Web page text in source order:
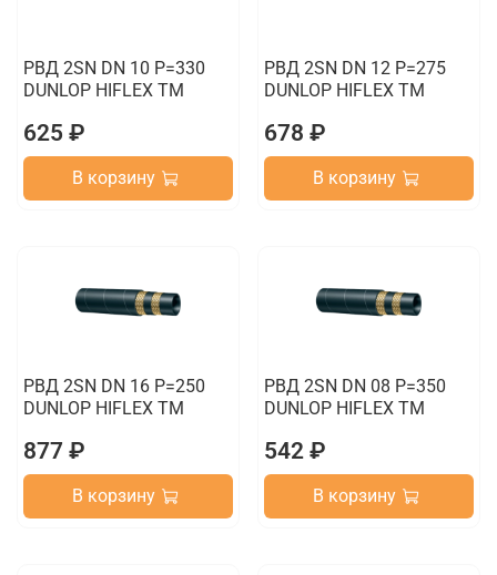
РВД 2SN DN 10 P=330
DUNLOP HIFLEX TM
625 ₽
В корзину
РВД 2SN DN 12 P=275
DUNLOP HIFLEX TM
678 ₽
В корзину
РВД 2SN DN 16 P=250
DUNLOP HIFLEX TM
877 ₽
В корзину
РВД 2SN DN 08 P=350
DUNLOP HIFLEX TM
542 ₽
В корзину